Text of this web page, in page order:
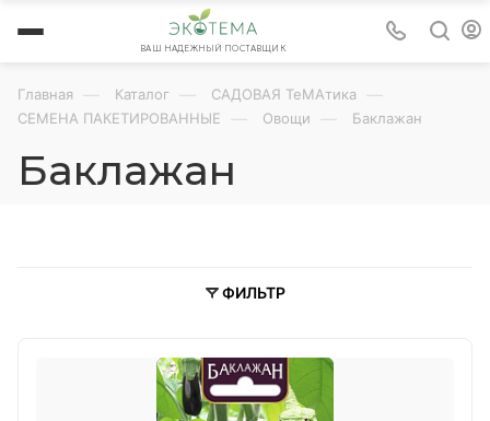
ВАШ НАДЕЖНЫЙ ПОСТАВЩИК
Главная — Каталог — САДОВАЯ ТеМАтика —
СЕМЕНА ПАКЕТИРОВАННЫЕ — Овощи — Баклажан
Баклажан
ФИЛЬТР